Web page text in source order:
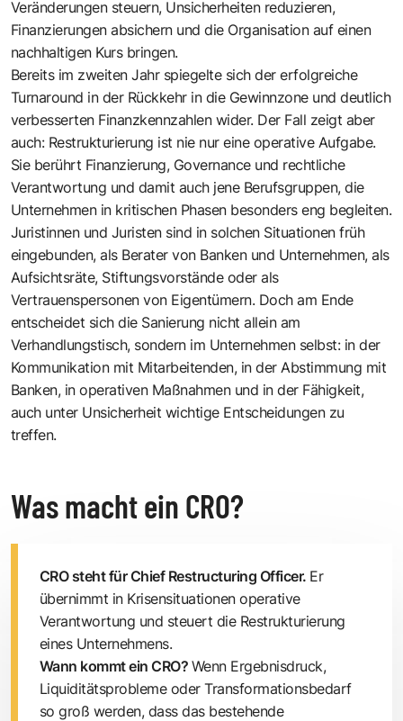
Veränderungen steuern, Unsicherheiten reduzieren,
Finanzierungen absichern und die Organisation auf einen
nachhaltigen Kurs bringen.
Bereits im zweiten Jahr spiegelte sich der erfolgreiche
Turnaround in der Rückkehr in die Gewinnzone und deutlich
verbesserten Finanzkennzahlen wider. Der Fall zeigt aber
auch: Restrukturierung ist nie nur eine operative Aufgabe.
Sie berührt Finanzierung, Governance und rechtliche
Verantwortung und damit auch jene Berufsgruppen, die
Unternehmen in kritischen Phasen besonders eng begleiten.
Juristinnen und Juristen sind in solchen Situationen früh
eingebunden, als Berater von Banken und Unternehmen, als
Aufsichtsräte, Stiftungsvorstände oder als
Vertrauenspersonen von Eigentümern. Doch am Ende
entscheidet sich die Sanierung nicht allein am
Verhandlungstisch, sondern im Unternehmen selbst: in der
Kommunikation mit Mitarbeitenden, in der Abstimmung mit
Banken, in operativen Maßnahmen und in der Fähigkeit,
auch unter Unsicherheit wichtige Entscheidungen zu
treffen.
Was macht ein CRO?
CRO steht für Chief Restructuring Officer. Er
übernimmt in Krisen­situationen operative
Verantwortung und steuert die Restrukturierung
eines Unternehmens.
Wann kommt ein CRO? Wenn Ergebnisdruck,
Liquiditätsprobleme oder Transformationsbedarf
so groß werden, dass das bestehende